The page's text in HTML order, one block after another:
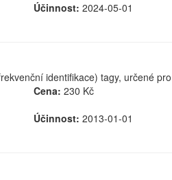
Účinnost: 2024-05-01
identifikace) tagy, určené
Cena: 230 Kč
Účinnost: 2013-01-01